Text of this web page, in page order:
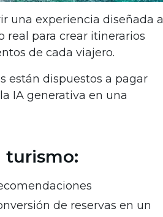
una experiencia diseñada a
real para crear itinerarios
de cada viajero.
están dispuestos a pagar
IA generativa en una
turismo:
de reservas en un